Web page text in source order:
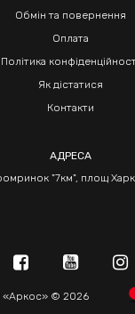
Обмін та повернення
Оплата
Політика
Як дістатися
Контакти
АДРЕСА
"7км", площ
«Аркос» © 2026